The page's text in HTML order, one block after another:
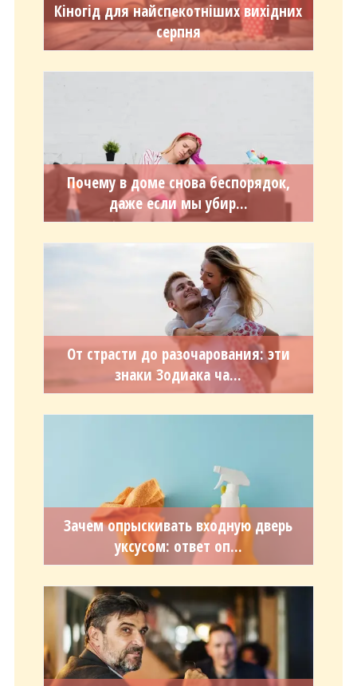
Кіногід для найспекотніших вихідних
серпня
Почему в доме снова беспорядок,
даже если мы убир...
От страсти до разочарования: эти
знаки Зодиака ча...
Зачем опрыскивать входную дверь
уксусом: ответ оп...